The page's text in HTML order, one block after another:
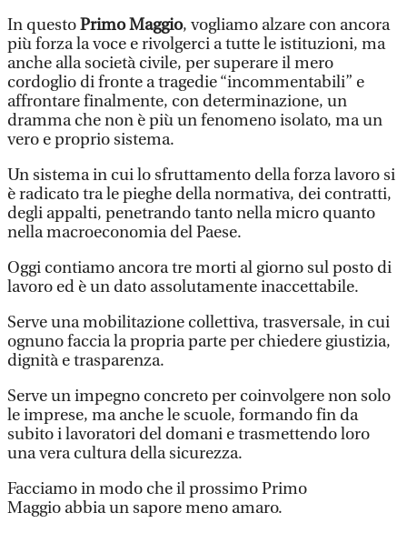
In questoPrimo Maggio, vogliamo alzare con ancora
più forza la voce e rivolgerci a tutte le istituzioni, ma
anche alla società civile, per superare il mero
cordoglio di fronte a tragedie “incommentabili” e
affrontare finalmente, con determinazione, un
dramma che non è più un fenomeno isolato, ma un
vero e proprio sistema.
Un sistema in cui lo sfruttamento della forza lavoro si
è radicato tra le pieghe della normativa, dei contratti,
degli appalti, penetrando tanto nella micro quanto
nella macroeconomia del Paese.
Oggi contiamo ancora tre morti al giorno sul posto di
lavoro ed è un dato assolutamente inaccettabile.
Serve una mobilitazione collettiva, trasversale, in cui
ognuno faccia la propria parte per chiedere giustizia,
dignità e trasparenza.
Serve un impegno concreto per coinvolgere non solo
le imprese, ma anche le scuole, formando fin da
subito i lavoratori del domani e trasmettendo loro
una vera cultura della sicurezza.
Facciamo in modo che il prossimo Primo
Maggio abbia un sapore meno amaro.